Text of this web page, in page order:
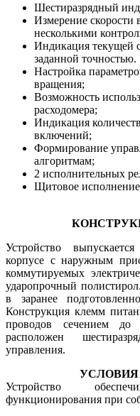
Шестиразрядный
Измерение скорости
несколькими
Индикация текущей
заданной точностью.
Настройка
вращения;
Возможность
расходомера;
Индикация
включений;
Формирование
алгоритмам;
2 исполнительных
Щитовое
Устройство
корпусе с наружным
коммутируемых
ударопрочный
в заранее
Конструкция клемм
проводов сечением
расположен
управления.
УСЛОВИЯ
Устройство
функционирования при